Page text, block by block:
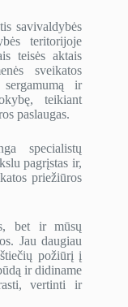
savivaldybės
teritorijoje
teisės aktais
sveikatos
ir
teikiant
paslaugas.
specialistų
pagrįstas ir,
priežiūros
bet ir mūsų
Jau daugiau
požiūrį į
ir didiname
vertinti ir